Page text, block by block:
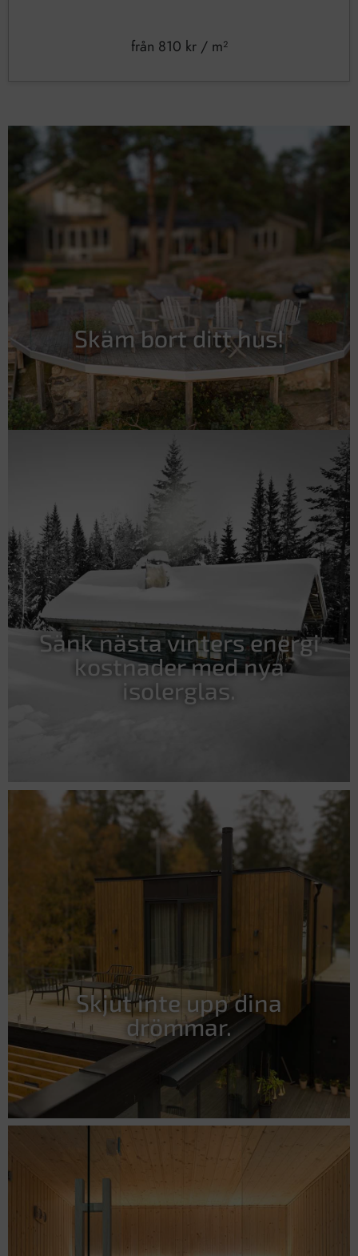
från 810 kr/ m²
Skäm bort ditt hus!
Sänk nästa vinters energi
kostnader med nya
isolerglas.
Skjut inte upp dina
drömmar.